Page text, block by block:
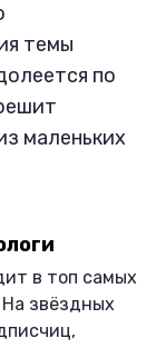
темы
по
маленьких
в топ самых
звёздных